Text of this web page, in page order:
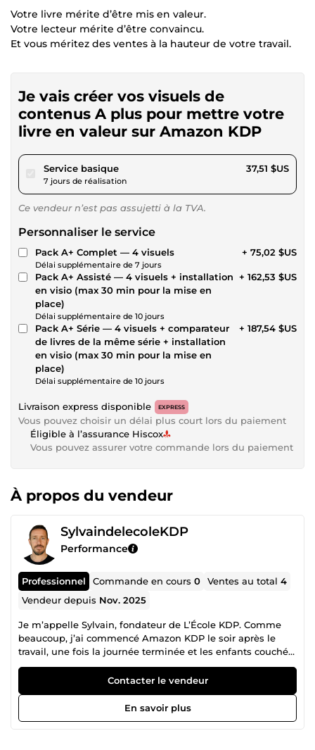
Votre livre mérite d’être mis en valeur.
Votre lecteur mérite d’être convaincu.
Et vous méritez des ventes à la hauteur de votre travail.
Je vais créer vos visuels de
contenus A plus pour mettre votre
livre en valeur sur Amazon KDP
Service basiquepour 34,57 $US
7 jours de réalisation
37,51 $US
Ce vendeur n’est pas assujetti à la TVA.
Personnaliser le service
Pack A+ Complet — 4 visuels
Délai supplémentaire de 7 jours
+ 75,02 $US
Pack A+ Assisté — 4 visuels + installation
en visio (max 30 min pour la mise en
place)
Délai supplémentaire de 10 jours
+ 162,53 $US
Pack A+ Série — 4 visuels + comparateur
de livres de la même série + installation
en visio (max 30 min pour la mise en
place)
Délai supplémentaire de 10 jours
+ 187,54 $US
Livraison express disponible EXPRESS
Vous pouvez choisir un délai plus court lors du paiement
Éligible à l’assurance Hiscox
Vous pouvez assurer votre commande lors du paiement
À propos du vendeur
SylvaindelecoleKDP
Performance
Professionnel Commande en cours0 Ventes au total4
Vendeur depuis Nov. 2025
Je m’appelle Sylvain, fondateur de L’École KDP. Comme
beaucoup, j’ai commencé Amazon KDP le soir après le
travail, une fois la journée terminée et les enfants couchés.
Je ne connaissais rien au départ, mais j’aime me
challenger et le défi ne m’a jamais fait peur. J’ai persévéré,
testé, optimisé tout ce qui pouvait l’être… et c’est ce qui
m’a permis d’avancer. Depuis fin 2019, j’ai publié plus de
300 livres sur Amazon KDP. J’ai fait les mêmes erreurs que
Contacter le vendeur
En savoir plus